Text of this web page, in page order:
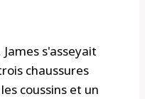
s'asseyait
chaussures
coussins et un